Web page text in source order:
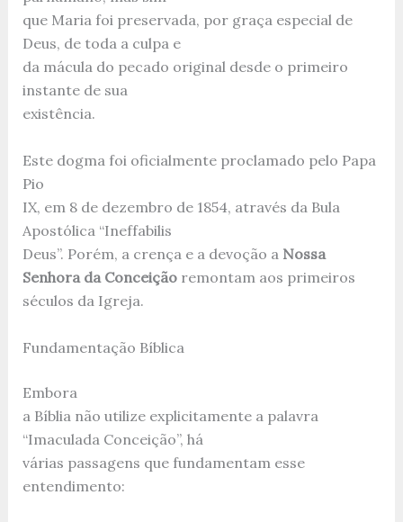
que Maria foi preservada, por graça especial de
Deus, de toda a culpa e
da mácula do pecado original desde o primeiro
instante de sua
existência.
Este dogma foi oficialmente proclamado pelo Papa
Pio
IX, em 8 de dezembro de 1854, através da Bula
Apostólica “Ineffabilis
Deus”. Porém, a crença e a devoção a Nossa
Senhora da Conceiçãoremontam aos primeiros
séculos da Igreja.
Fundamentação Bíblica
Embora
a Bíblia não utilize explicitamente a palavra
“Imaculada Conceição”, há
várias passagens que fundamentam esse
entendimento: